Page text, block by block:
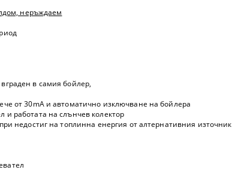
неръждаем
в самия бойлер,
от 30mA и автоматично изключване на бойлера
и работата на слънчев колектор
недостиг на топлинна енергия от алтернативния източник